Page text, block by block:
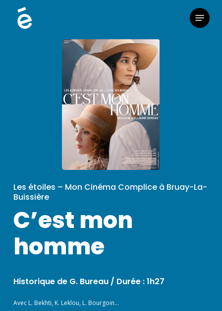
Menu
Les étoiles – Mon Cinéma Complice à Bruay-La-
Buissière
C’est mon
homme
Historique de G. Bureau / Durée : 1h27
Avec L. Bekhti, K. Leklou, L. Bourgoin…